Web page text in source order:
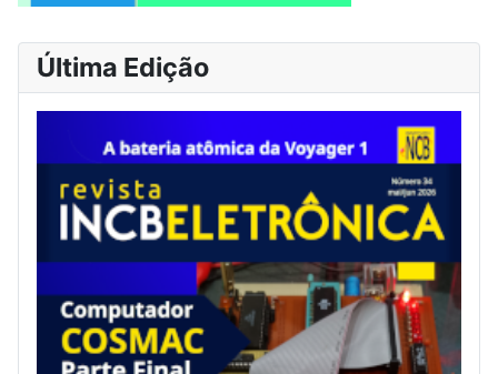
Última Edição